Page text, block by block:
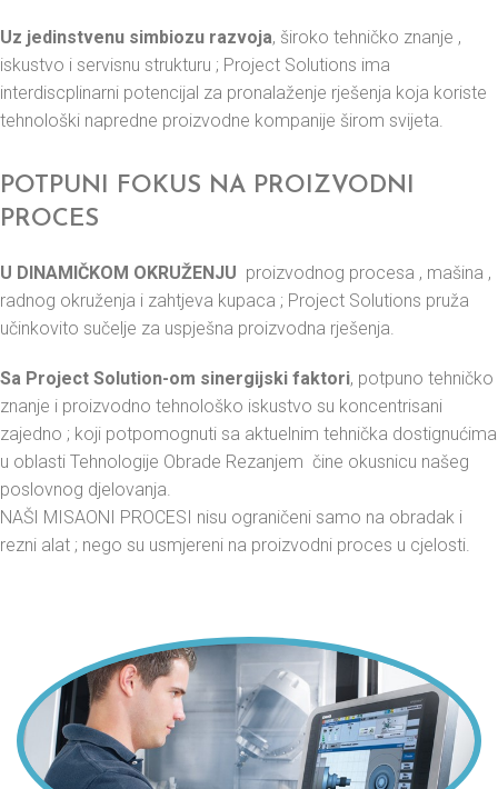
Uz jedinstvenu simbiozu razvoja, široko tehničko znanje ,
iskustvo i servisnu strukturu ; Project Solutions ima
interdiscplinarni potencijal za pronalaženje rješenja koja koriste
tehnološki napredne proizvodne kompanije širom svijeta.
POTPUNI FOKUS NA PROIZVODNI
PROCES
U DINAMIČKOM OKRUŽENJU proizvodnog procesa , mašina ,
radnog okruženja i zahtjeva kupaca ; Project Solutions pruža
učinkovito sučelje za uspješna proizvodna rješenja.
Sa Project Solution-om sinergijski faktori, potpuno tehničko
znanje i proizvodno tehnološko iskustvo su koncentrisani
zajedno ; koji potpomognuti sa aktuelnim tehnička dostignućima
u oblasti Tehnologije Obrade Rezanjem čine okusnicu našeg
poslovnog djelovanja.
NAŠI MISAONI PROCESI nisu ograničeni samo na obradak i
rezni alat ; nego su usmjereni na proizvodni proces u cjelosti.